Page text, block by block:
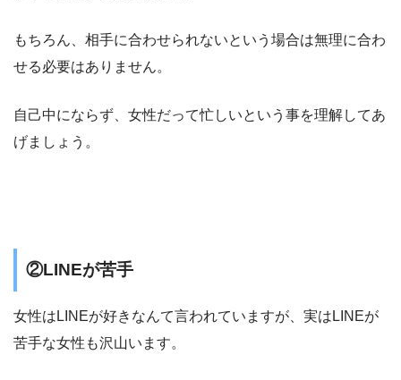
もちろん、相手に合わせられないという場合は無理に合わ
せる必要はありません。
自己中にならず、 女性だって忙しいという事を理解してあ
げましょう。
②LINEが苦手
女性はLINEが好きなんて言われていますが、実はLINEが
苦手な女性も沢山います。